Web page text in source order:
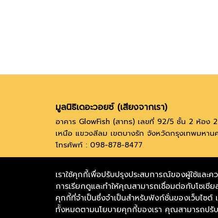
มูลนิธิเดอะวอยซ์ (เสียงจากเรา)
อาคาร GlowFish (สาทร) เลขที่ 92/5 ชั้น 2 ห้อง
เหนือ แขวงสีลม เขตบางรัก จังหวัดกรุงเทพมหาน
โทรศัพท์ : 098-878-8477
TERMS & CONDITIONS
เราใช้คุกกี้เพื่อปรับปรุงประสบการณ์ของผู้ใช้แล
การเรียกดูและทำให้คุณสามารถเชื่อมต่อกับโซเ
คุกกี้ที่จำเป็นซึ่งจำเป็นสำหรับฟังก์ชั่นของเว็บไซ
ทั้งหมดตามนโยบายคุกกี้ของเรา คุณสามารถปรั